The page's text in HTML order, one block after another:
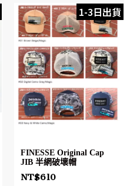
1-3日出貨
FINESSE Original Cap
JIB 半網破壞帽
NT$610